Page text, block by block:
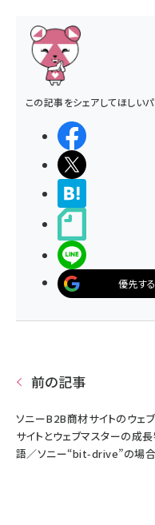
この記事をシェアしてほしいパ
優先す
前の記事
ソニーB2B商材サイトのウェブ
サイトとウェブマスターの成
語／ソニー“bit-drive”の場合